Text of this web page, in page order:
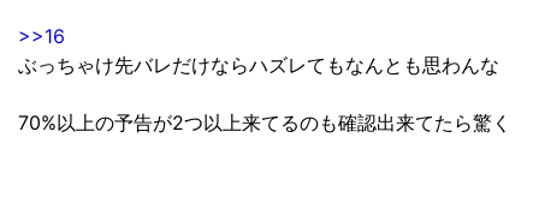
>>16
ぶっちゃけ先バレだけならハズレてもなんとも思わんな
70%以上の予告が2つ以上来てるのも確認出来てたら驚く